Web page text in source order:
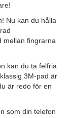
Nu kan du hålla
mellan fingrarna
kan du ta felfria
3M-pad är
är redo för en
som din telefon